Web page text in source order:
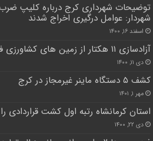
توضیحات شهرداری کرج درباره کلیپ
شهردار: عوامل درگیری اخراج شدند
اسفند ۱۶, ۱۴۰۰
آزادسازی ۱۱ هکتار از زمین های کشاورزی فردیس
دی ۱۱, ۱۴۰۰
کشف ۵ دستگاه ماینر غیرمجاز در کرج
مهر ۱, ۱۴۰۱
استان کرمانشاه رتبه اول کشت قراردادی
دی ۲۲, ۱۴۰۰